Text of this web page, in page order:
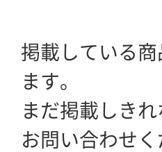
掲載している
ます。
まだ掲載しき
お問い合わせく